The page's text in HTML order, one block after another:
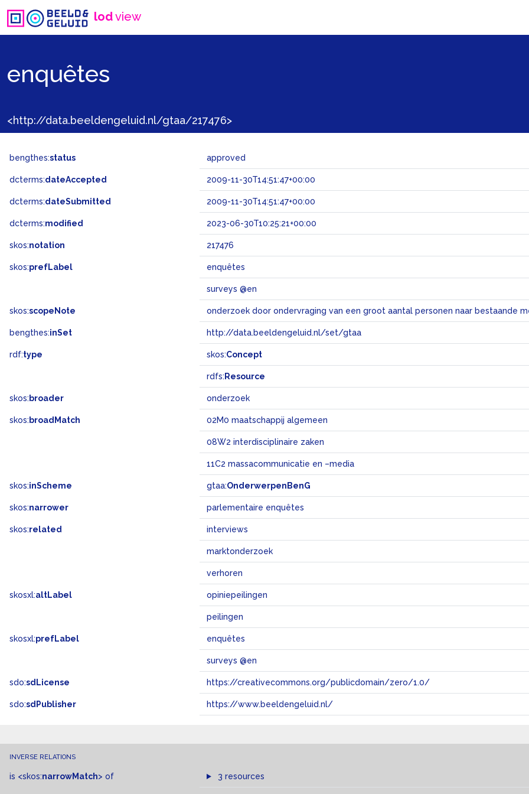
lodview
enquêtes
<http://data.beeldengeluid.nl/gtaa/217476>
bengthes:status approved
dcterms:dateAccepted 2009-11-30T14:51:47+00:00
dcterms:dateSubmitted 2009-11-30T14:51:47+00:00
dcterms:modified 2023-06-30T10:25:21+00:00
skos:notation 217476
skos:prefLabel enquêtes
surveys @en
skos:scopeNote
bengthes:inSet http://data.beeldengeluid.nl/set/gtaa
rdf:type skos:Concept
rdfs: Resource
skos: broader onderzoek
skos: broadMatch 02M0 maatschappij algemeen
08W2 interdisciplinaire zaken
11C2 massacommunicatie en –media
skos:inScheme gtaa:OnderwerpenBenG
skos:narrower parlementaire enquêtes
skos:related interviews
marktonderzoek
verhoren
skosxl:altLabel opiniepeilingen
peilingen
skosxl:prefLabel enquêtes
surveys @en
sdo:sdLicense https://creativecommons.org/publicdomain/zero/1.0/
sdo:sdPublisher https://www.beeldengeluid.nl/
INVERSE RELATIONS
is <skos:narrowMatch> of 3 resources